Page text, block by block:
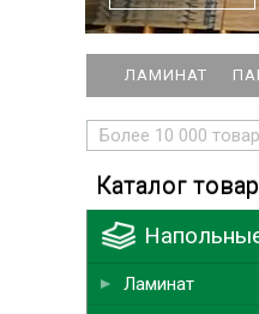
ЛАМИНАТ
Каталог
Ламинат